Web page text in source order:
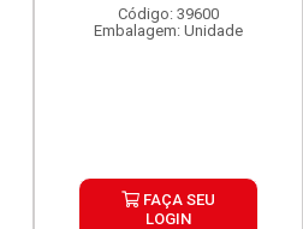
Código: 39600
Embalagem: Unidade
FAÇA SEU
LOGIN